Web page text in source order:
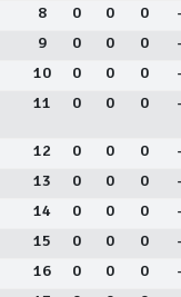
8 0 0 0 -
9 0 0 0 -
10 0 0 0 -
11 0 0 0 -
12 0 0 0 -
13 0 0 0 -
14 0 0 0 -
15 0 0 0 -
16 0 0 0 -